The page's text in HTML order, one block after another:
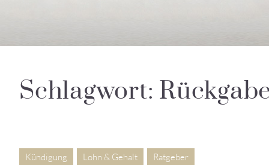
Schlagwort:
Kündigung Lohn & Gehalt Ratgeber